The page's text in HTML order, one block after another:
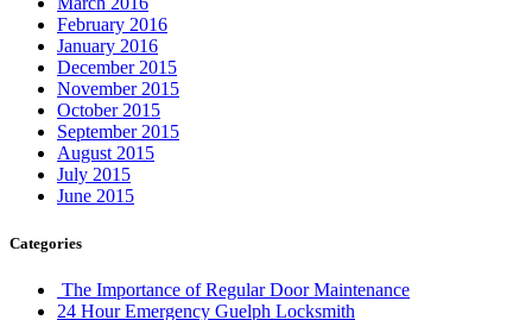
February 2016
January 2016
December 2015
November 2015
October 2015
September 2015
August 2015
July 2015
June 2015
Categories
The Importance of Regular Door Maintenance
24 Hour Emergency Guelph Locksmith